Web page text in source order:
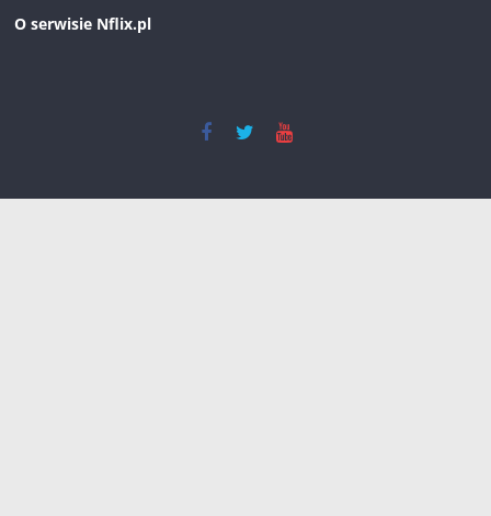
O serwisie Nflix.pl